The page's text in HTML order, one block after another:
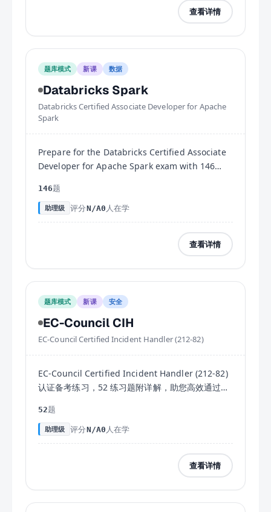
查看详情
题库模式 新课 数据
Databricks Spark
Databricks Certified Associate Developer for Apache
Spark
Prepare for the Databricks Certified Associate
Developer for Apache Spark exam with 146
architecture, DataFrame API, Spark SQL, and
performance tuning.
146题
助理级 评分N/A0 人在学
查看详情
题库模式 新课 安全
EC-Council CIH
EC-Council Certified Incident Handler (212-82)
EC-Council Certified Incident Handler (212-82)
认证备考练习，52 练习题附详解，助您高效通过考
52题
助理级 评分N/A0 人在学
查看详情